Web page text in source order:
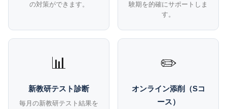
の対策ができます。
験期を的確にサポートしま
す。
📊
新教研テスト診断
毎月の新教研テスト結果を
✏️
オンライン添削（Sコ
ース）